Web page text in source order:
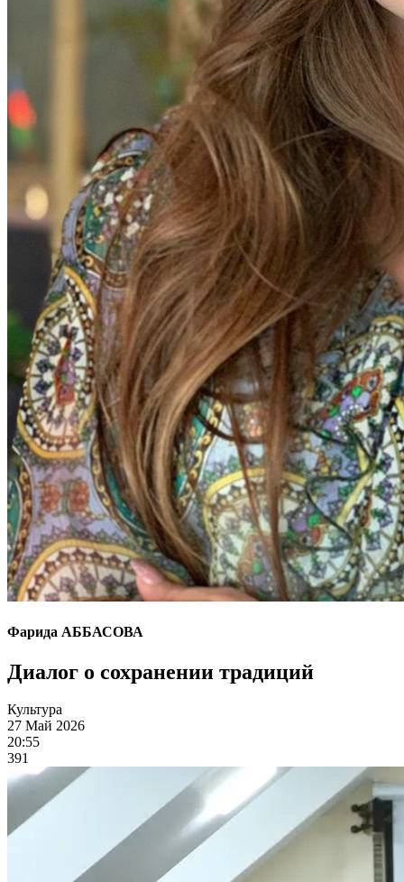
Фарида АББАСОВА
Диалог о сохранении традиций
Культура
27 Май 2026
20:55
391